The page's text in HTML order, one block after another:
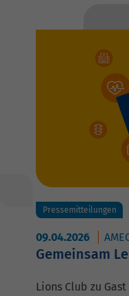
Pressemitteilungen
09.04.2026
Gemeinsam
Lions Club zu